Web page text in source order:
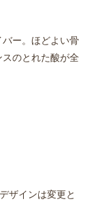
ー。ほどよい骨
のとれた酸が全
ザインは変更と